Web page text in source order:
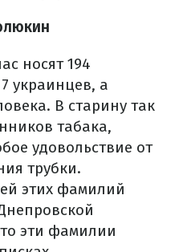
носят 194
украинцев, а
В старину так
табака,
удовольствие от
трубки.
этих фамилий
эти фамилии